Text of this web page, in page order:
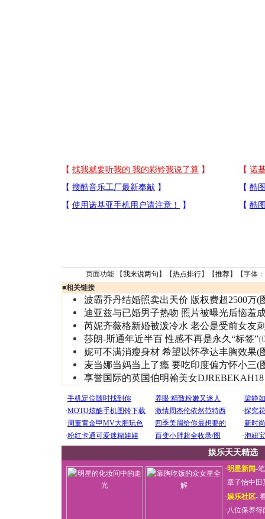
页面功能 【我来说两句 】【热点排行】【推荐】【字体：
■相关链接
波霸乔丹结婚照卖出天价 版权费超2500万(
迪亚兹与已婚男子热吻 照片被曝光后恼羞
芮妮齐薇格新婚被泼冷水 老公是受前女友
莎朗-斯通年近半百 性感不再是永久“标签”
妮可不满消瘦身材 希望以怀孕达丰胸效果(
麦当娜当妈当上了瘾 要吃印度偏方怀小三(
享誉国际的英国伯明翰美女
娱乐天天精选
·明星新闻-
·章子怡中田
·娱乐社区-
·八位保养得